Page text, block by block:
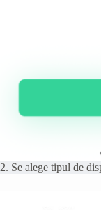
2. Se alege tipul de